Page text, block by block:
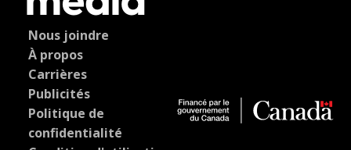
Nous joindre
À propos
Carrières
Publicités
Politique de
confidentialité